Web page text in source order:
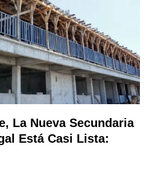
La Nueva Secundaria
Está Casi Lista: